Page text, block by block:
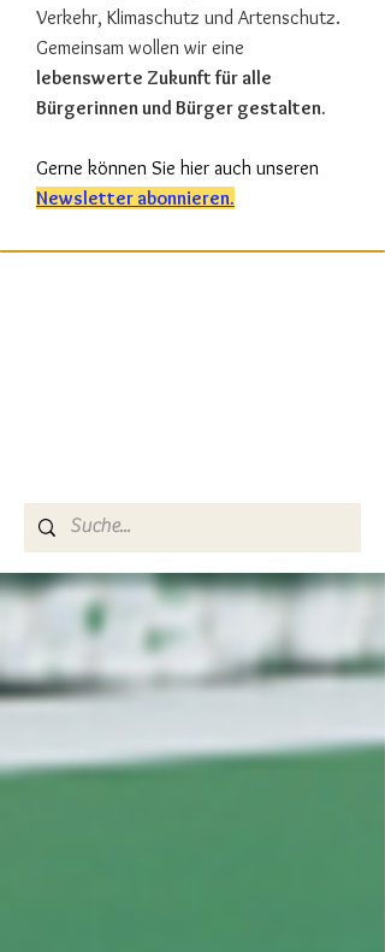
Verkehr, Klimaschutz und Artenschutz.
Gemeinsam wollen wir eine
lebenswerte Zukunft für alle
Bürgerinnen und Bürger gestalten.
Gerne können Sie hier auch unseren
Newsletter abonnieren.